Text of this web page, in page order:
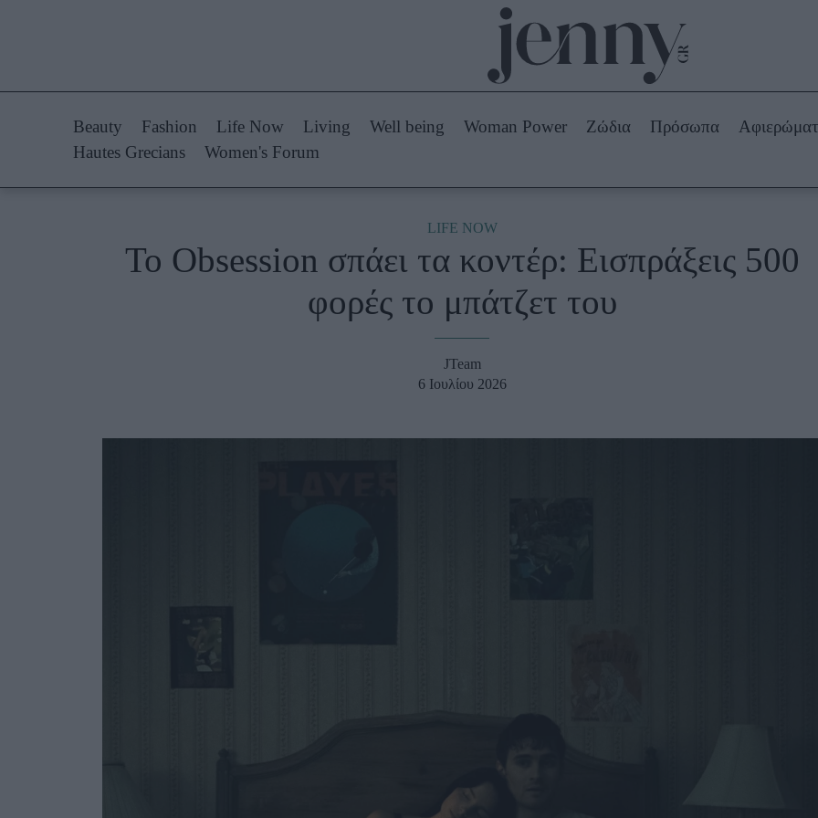
Styling Tips
Fashion News
Beauty -
Ομορφιά
Skincare
Μακιγιάζ
Woman Power Πρόσωπα
Celebrities
Ζώδια
Γάμος
Beauty Fashion Life Now Living Well being Woman Power Ζώδια Πρόσωπα
Hautes Grecians
Women's Forum
LIFE NOW
Το Obsession σπάει τα κοντέρ: Εισπράξεις 500
φορές το μπάτζετ του
JTeam
6 Ιουλίου 2026